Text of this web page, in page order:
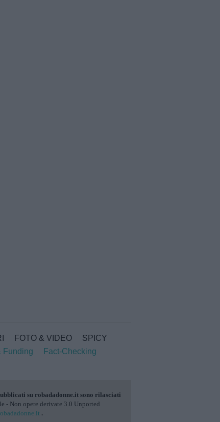
FOTO & VIDEO
SPICY
Funding
Fact-Checking
su robadadonne.it sono rilasciati
- Non opere derivate 3.0 Unported
.